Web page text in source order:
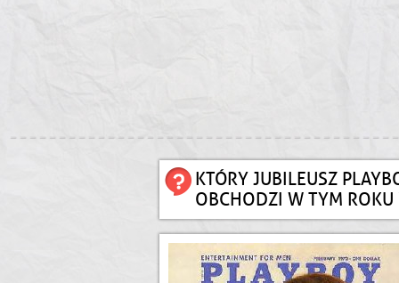
KTÓRY JUBILEUSZ
OBCHODZI W TYM ROKU